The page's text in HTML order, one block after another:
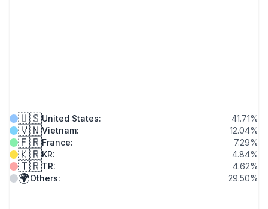
🇺🇸United States: 41.71%
🇻🇳Vietnam: 12.04%
🇫🇷France: 7.29%
🇰🇷KR: 4.84%
🇹🇷TR: 4.62%
🌍Others: 29.50%